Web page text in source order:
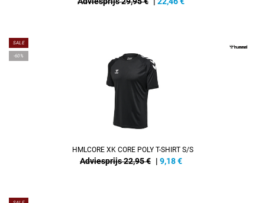
SALE
-60%
HMLCORE XK CORE POLY T-SHIRT S/S
Adviesprijs 22,95 € | 9,18€